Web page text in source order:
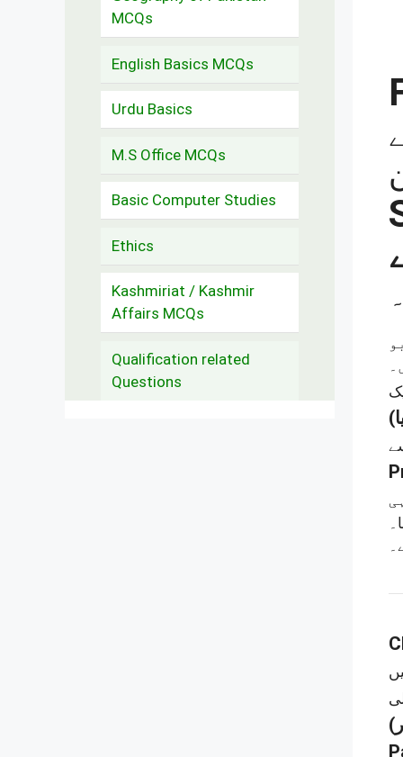
MCQs
English Basics MCQs
Urdu Basics
M.S Office MCQs
Basic Computer Studies
Ethics
Kashmiriat / Kashmir
Affairs MCQs
Qualification related
Questions